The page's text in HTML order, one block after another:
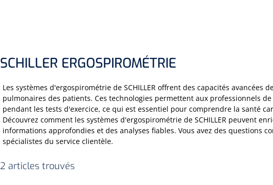
SCHILLER ERGOSPIROMÉTRIE
Les systèmes d'ergospirométrie de SCHILLER offrent des capacités avancées
pulmonaires des patients. Ces technologies permettent aux professionnels
pendant les tests d'exercice, ce qui est essentiel pour comprendre la santé
Découvrez comment les systèmes d'ergospirométrie de SCHILLER peuvent
informations approfondies et des analyses fiables. Vous avez des questions
spécialistes du service clientèle.
2 articles trouvés